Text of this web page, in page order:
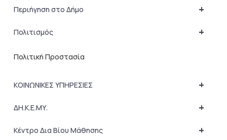
+
Περιήγηση στο Δήμο
+
Πολιτισμός
Πολιτική Προστασία
+
ΚΟΙΝΩΝΙΚΕΣ ΥΠΗΡΕΣΙΕΣ
+
ΔΗ.Κ.Ε.ΜΥ.
+
Κέντρο Δια Βίου Μάθησης